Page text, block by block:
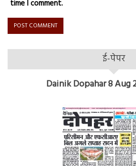
time I comment.
ई-पेपर
Dainik Dopahar 8 Aug